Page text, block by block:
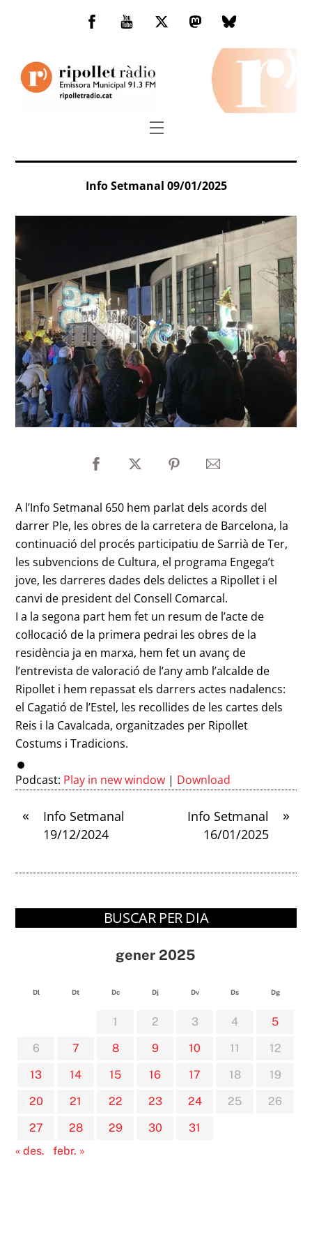
Facebook
You
TwitterMastodonBluesky
Menu
Info Setmanal 09/01/2025
A l’Info Setmanal 650 hem parlat dels acords del
darrer Ple, les obres de la carretera de Barcelona, la
continuació del procés participatiu de Sarrià de Ter,
les subvencions de Cultura, el programa Engega’t
jove, les darreres dades dels delictes a Ripollet i el
canvi de president del Consell Comarcal.
I a la segona part hem fet un resum de l’acte de
col·locació de la primera pedrai les obres de la
residència ja en marxa, hem fet un avanç de
l’entrevista de valoració de l’any amb l’alcalde de
Ripollet i hem repassat els darrers actes nadalencs:
el Cagatió de l’Estel, les recollides de les cartes dels
Reis i la Cavalcada, organitzades per Ripollet
Costums i Tradicions.
Podcast: Play in new window | Download
«
Info Setmanal
19/12/2024
»
Info Setmanal
16/01/2025
BUSCAR PER DIA
gener 2025
Dl Dt Dc Dj Dv Ds Dg
1 2 3 4
5
6
7 8 9 10 11
12
13
14 15 16 17 18
19
20
21 22 23 24 25
26
27
28 29 30
31
« des.
febr. »